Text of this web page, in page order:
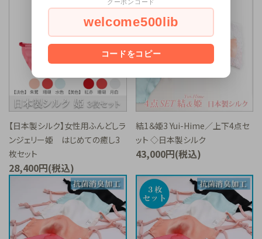
【日本製シルク】女性用ふんどしラ
ンジェリー姫 はじめての癒し3
枚セット
28,400円(税込)
結1＆姫3 Yui-Hime／上下4点セ
ット ◇日本製シルク
43,000円(税込)
クーポンコード
welcome500lib
コードをコピー